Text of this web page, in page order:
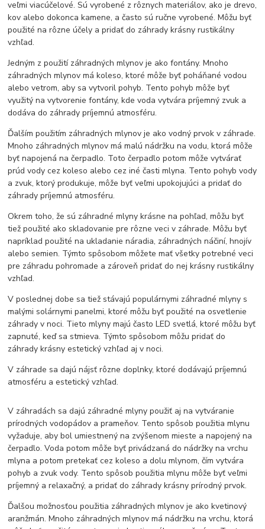
veľmi viacúčelové. Sú vyrobené z rôznych materiálov, ako je drevo,
kov alebo dokonca kamene, a často sú ručne vyrobené. Môžu byť
použité na rôzne účely a pridať do záhrady krásny rustikálny
vzhľad.
Jedným z použití záhradných mlynov je ako fontány. Mnoho
záhradných mlynov má koleso, ktoré môže byť poháňané vodou
alebo vetrom, aby sa vytvoril pohyb. Tento pohyb môže byť
využitý na vytvorenie fontány, kde voda vytvára príjemný zvuk a
dodáva do záhrady príjemnú atmosféru.
Ďalším použitím záhradných mlynov je ako vodný prvok v záhrade.
Mnoho záhradných mlynov má malú nádržku na vodu, ktorá môže
byť napojená na čerpadlo. Toto čerpadlo potom môže vytvárať
prúd vody cez koleso alebo cez iné časti mlyna. Tento pohyb vody
a zvuk, ktorý produkuje, môže byť veľmi upokojujúci a pridať do
záhrady príjemnú atmosféru.
Okrem toho, že sú záhradné mlyny krásne na pohľad, môžu byť
tiež použité ako skladovanie pre rôzne veci v záhrade. Môžu byť
napríklad použité na ukladanie náradia, záhradných náčiní, hnojív
alebo semien. Týmto spôsobom môžete mať všetky potrebné veci
pre záhradu pohromade a zároveň pridať do nej krásny rustikálny
vzhľad.
V poslednej dobe sa tiež stávajú populárnymi záhradné mlyny s
malými solárnymi panelmi, ktoré môžu byť použité na osvetlenie
záhrady v noci. Tieto mlyny majú často LED svetlá, ktoré môžu byť
zapnuté, keď sa stmieva. Týmto spôsobom môžu pridať do
záhrady krásny estetický vzhľad aj v noci.
V záhrade sa dajú nájsť rôzne doplnky, ktoré dodávajú príjemnú
atmosféru a estetický vzhľad.
V záhradách sa dajú záhradné mlyny použiť aj na vytváranie
prírodných vodopádov a prameňov. Tento spôsob použitia mlynu
vyžaduje, aby bol umiestnený na zvýšenom mieste a napojený na
čerpadlo. Voda potom môže byť privádzaná do nádržky na vrchu
mlyna a potom pretekať cez koleso a dolu mlynom, čím vytvára
pohyb a zvuk vody. Tento spôsob použitia mlynu môže byť veľmi
príjemný a relaxačný, a pridať do záhrady krásny prírodný prvok.
Ďalšou možnosťou použitia záhradných mlynov je ako kvetinový
aranžmán. Mnoho záhradných mlynov má nádržku na vrchu, ktorá